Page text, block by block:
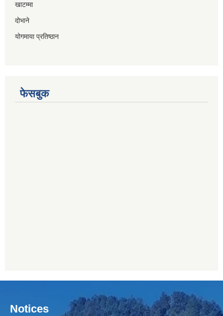
खाटम्मा
दोभाने
योगमाया प्रतिष्ठान
फेसबुक
Notices